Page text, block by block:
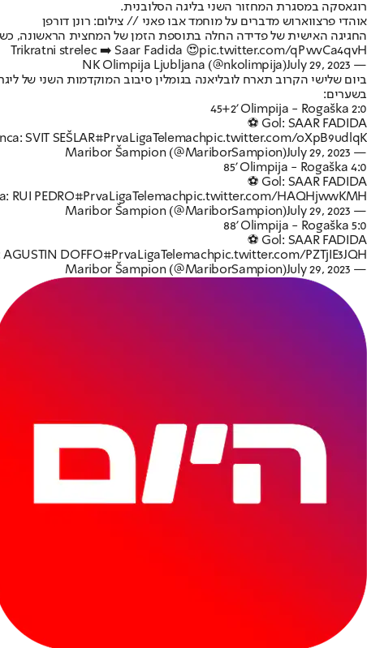
רוגאסקה במסגרת המחזור השני בליגה הסלובנית.
אוהדי פרצווארוש מדברים על מוחמד אבו פאני // צילום: רונן דורפן
החגיגה האישית של פדידה החלה בתוספת הזמן של המחצית הראשונה, כשהכנסת
Trikratni strelec ➡️ Saar Fadida 😍pic.twitter.com/qPwvCa4qvH
— NK Olimpija Ljubljana (@nkolimpija)
July 29, 2023
בשערים:
45+2' Olimpija - Rogaška 2:0
⚽️ Gol: SAAR FADIDA
SVIT SEŠLAR#PrvaLigaTelemachpic.twitter.com/oXpB9udlqK
— Maribor Šampion (@MariborSampion)
July 29, 2023
85' Olimpija - Rogaška 4:0
⚽️ Gol: SAAR FADIDA
RUI PEDRO#PrvaLigaTelemachpic.twitter.com/HAQHjwwKMH
— Maribor Šampion (@MariborSampion)
July 29, 2023
88' Olimpija - Rogaška 5:0
⚽️ Gol: SAAR FADIDA
DOFFO#PrvaLigaTelemachpic.twitter.com/PZTjIE3JQH
— Maribor Šampion (@MariborSampion)
July 29, 2023